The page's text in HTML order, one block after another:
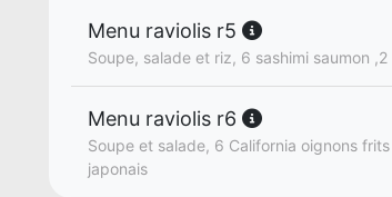
Menu raviolis r5
Soupe, salade et riz, 6 sashimi saumon
Menu raviolis r6
Soupe et salade, 6 California oignons
japonais